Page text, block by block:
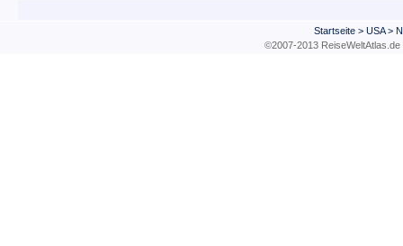
Startseite > USA>
©2007-2013